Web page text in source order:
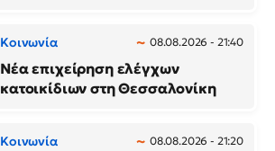
Κοινωνία 08.08.2026 - 21:40
Νέα επιχείρηση ελέγχων
κατοικίδιων στη Θεσσαλονίκη
Κοινωνία 08.08.2026 - 21:20